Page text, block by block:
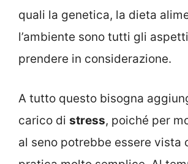
quali la genetica, la dieta
l’ambiente sono tutti gli
prendere in considerazione.
A tutto questo bisogna
carico di stress, poiché per
al seno potrebbe essere vista